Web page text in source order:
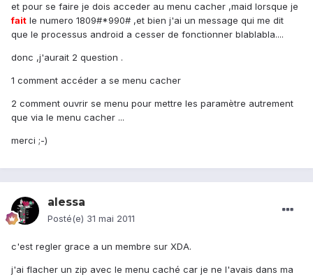
et pour se faire je dois acceder au menu cacher ,maid lorsque je
fait le numero 1809#*990# ,et bien j'ai un message qui me dit
que le processus android a cesser de fonctionner blablabla....
donc ,j'aurait 2 question .
1 comment accéder a se menu cacher
2 comment ouvrir se menu pour mettre les paramètre autrement
que via le menu cacher ...
merci ;-)
alessa
Posté(e) 31 mai 2011
c'est regler grace a un membre sur XDA.
j'ai flacher un zip avec le menu caché car je ne l'avais dans ma